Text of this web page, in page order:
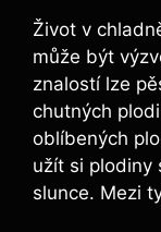
Život v
může být
znalostí lze
chutných
oblíbených
užít si plodiny
slunce. Mezi